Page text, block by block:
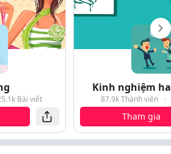
Bài viết
Kinh nghiệm
87.9k Thành viên ·
Tham gia